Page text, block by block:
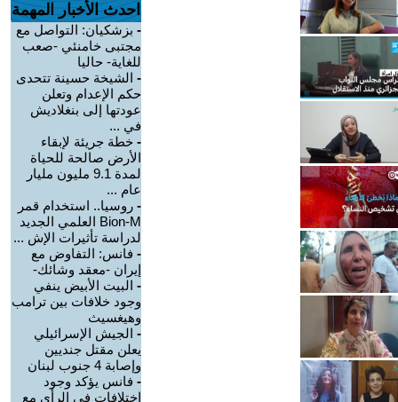
احدث الأخبار المهمة
- بزشكيان: التواصل مع
مجتبى خامنئي -صعب
للغاية- حاليا
- الشيخة حسينة تتحدى
حكم الإعدام وتعلن
عودتها إلى بنغلاديش
في ...
- خطة جريئة لإبقاء
الأرض صالحة للحياة
لمدة 9.1 مليون مليار
عام ...
- روسيا.. استخدام قمر
Bion-M العلمي الجديد
لدراسة تأثيرات الإش ...
- فانس: التفاوض مع
إيران -معقد وشائك-
- البيت الأبيض ينفي
وجود خلافات بين ترامب
وهيغسيث
- الجيش الإسرائيلي
يعلن مقتل جنديين
وإصابة 4 جنوب لبنان
- فانس يؤكد وجود
اختلافات في الرأي مع